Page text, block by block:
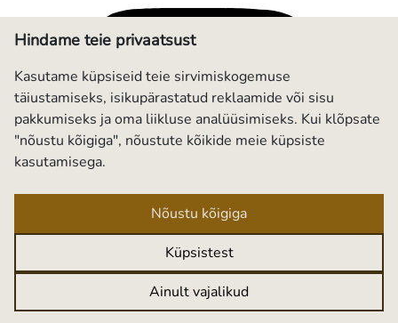
Hindame teie privaatsust
Kasutame küpsiseid teie sirvimiskogemuse
täiustamiseks, isikupärastatud reklaamide või sisu
pakkumiseks ja oma liikluse analüüsimiseks. Kui klõpsate
"nõustu kõigiga", nõustute kõikide meie küpsiste
kasutamisega.
Nõustu kõigiga
Küpsistest
Ainult vajalikud